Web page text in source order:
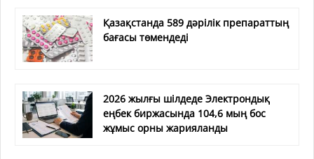
Қазақстанда 589 дәрілік препараттың
бағасы төмендеді
2026 жылғы шілдеде Электрондық
еңбек биржасында 104,6 мың бос
жұмыс орны жарияланды